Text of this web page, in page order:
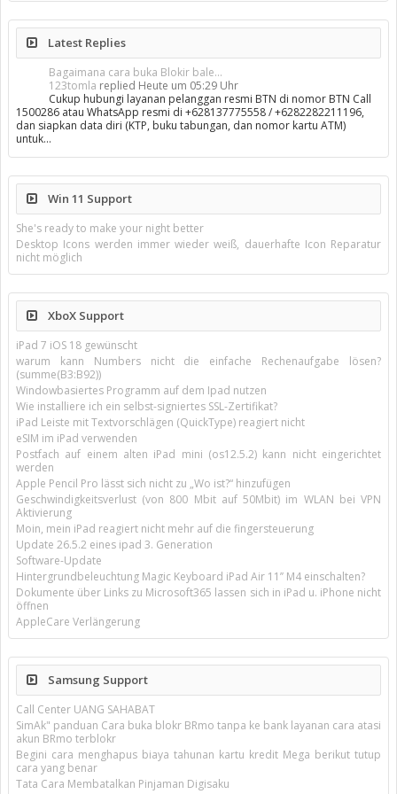
Latest Replies
Bagaimana cara buka Blokir bale...
123tomla replied Heute um 05:29 Uhr
Cukup hubungi layanan pelanggan resmi BTN di nomor BTN Call
1500286 atau WhatsApp resmi di +628137775558 / +6282282211196,
dan siapkan data diri (KTP, buku tabungan, dan nomor kartu ATM)
untuk…
Win 11 Support
She's ready to make your night better
Desktop Icons werden immer wieder weiß, dauerhafte Icon Reparatur
nicht möglich
XboX Support
iPad 7 iOS 18 gewünscht
warum kann Numbers nicht die einfache Rechenaufgabe lösen?
(summe(B3:B92))
Windowbasiertes Programm auf dem Ipad nutzen
Wie installiere ich ein selbst-signiertes SSL-Zertifikat?
iPad Leiste mit Textvorschlägen (QuickType) reagiert nicht
eSIM im iPad verwenden
Postfach auf einem alten iPad mini (os12.5.2) kann nicht eingerichtet
werden
Apple Pencil Pro lässt sich nicht zu „Wo ist?“ hinzufügen
Geschwindigkeitsverlust (von 800 Mbit auf 50Mbit) im WLAN bei VPN
Aktivierung
Moin, mein iPad reagiert nicht mehr auf die fingersteuerung
Update 26.5.2 eines ipad 3. Generation
Software-Update
Hintergrundbeleuchtung Magic Keyboard iPad Air 11’’ M4 einschalten?
Dokumente über Links zu Microsoft365 lassen sich in iPad u. iPhone nicht
öffnen
AppleCare Verlängerung
Samsung Support
Call Center UANG SAHABAT
SimAk" panduan Cara buka blokr BRmo tanpa ke bank layanan cara atasi
akun BRmo terblokr
Begini cara menghapus biaya tahunan kartu kredit Mega berikut tutup
cara yang benar
Tata Cara Membatalkan Pinjaman Digisaku